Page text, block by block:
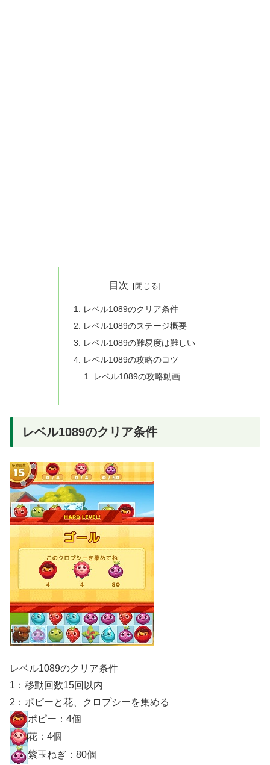
目次
レベル1089のクリア条件
レベル1089のステージ概要
レベル1089の難易度は難しい
レベル1089の攻略のコツ
レベル1089の攻略動画
レベル1089のクリア条件
レベル1089のクリア条件
1：移動回数15回以内
2：ポピーと花、クロプシーを集める
ポピー：4個
花：4個
紫玉ねぎ：80個